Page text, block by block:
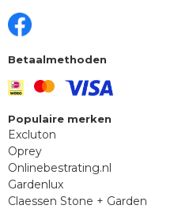
Betaalmethoden
Populaire merken
Excluton
Oprey
Onlinebestrating.nl
Gardenlux
Claessen Stone + Garden